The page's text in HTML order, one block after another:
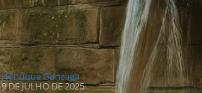
Henrique Gonzaga
9 DE JULHO DE 2025